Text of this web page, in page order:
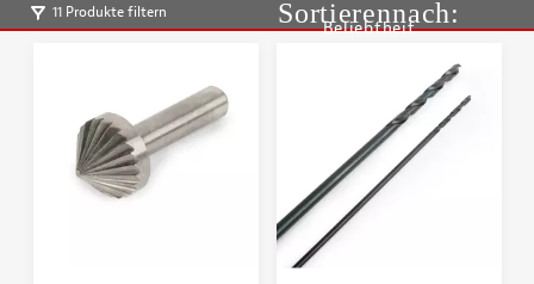
11 Produkte filtern
Beliebtheit